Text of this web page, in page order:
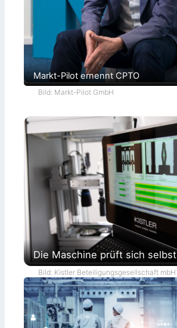
Markt-Pilot ernennt CPTO
Bild: Markt-Pilot GmbH
Die Maschine prüft sich selbst
Bild: Kistler Beteiligungsgesellschaft mbH